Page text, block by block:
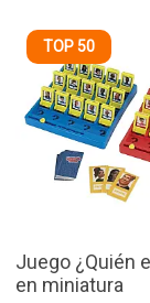
TOP 50
Juego ¿Quién
en miniatura